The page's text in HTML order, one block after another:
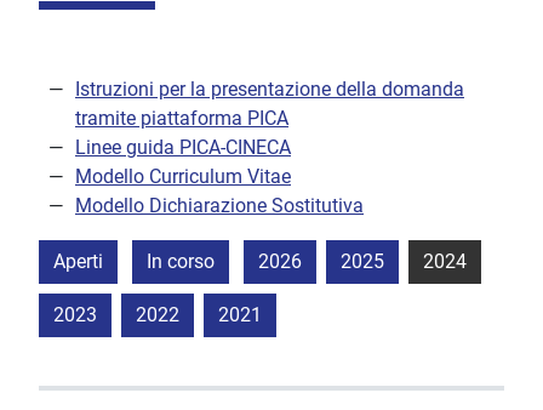
Istruzioni per la presentazione della domanda
tramite piattaforma PICA
Linee guida PICA-CINECA
Modello Curriculum Vitae
Modello Dichiarazione Sostitutiva
Aperti In corso 2026 2025 2024
2023 2022 2021